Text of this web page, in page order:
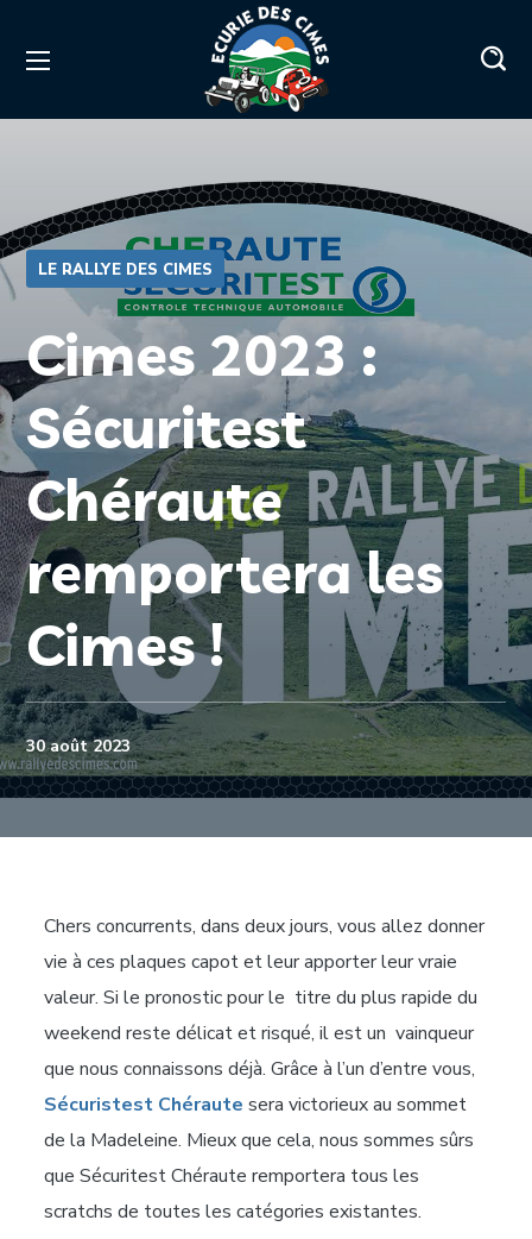
LE RALLYE DES CIMES
Cimes 2023 :
Sécuritest
Chéraute
remportera les
Cimes !
30 août 2023
Chers concurrents, dans deux jours, vous allez donner
vie à ces plaques capot et leur apporter leur vraie
valeur. Si le pronostic pour le titre du plus rapide du
weekend reste délicat et risqué, il est un vainqueur
que nous connaissons déjà. Grâce à l’un d’entre vous,
Sécuristest Chéraute sera victorieux au sommet
de la Madeleine. Mieux que cela, nous sommes sûrs
que Sécuritest Chéraute remportera tous les
scratchs de toutes les catégories existantes.